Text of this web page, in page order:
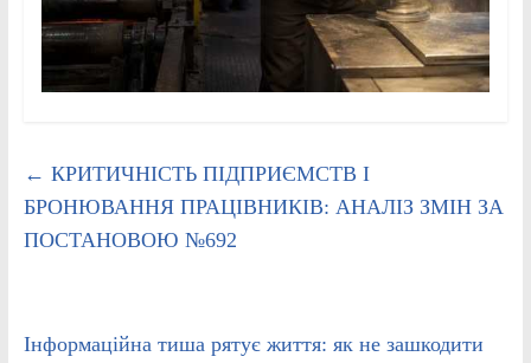
← КРИТИЧНІСТЬ ПІДПРИЄМСТВ І
БРОНЮВАННЯ ПРАЦІВНИКІВ: АНАЛІЗ ЗМІН ЗА
ПОСТАНОВОЮ №692
Інформаційна тиша рятує життя: як не зашкодити